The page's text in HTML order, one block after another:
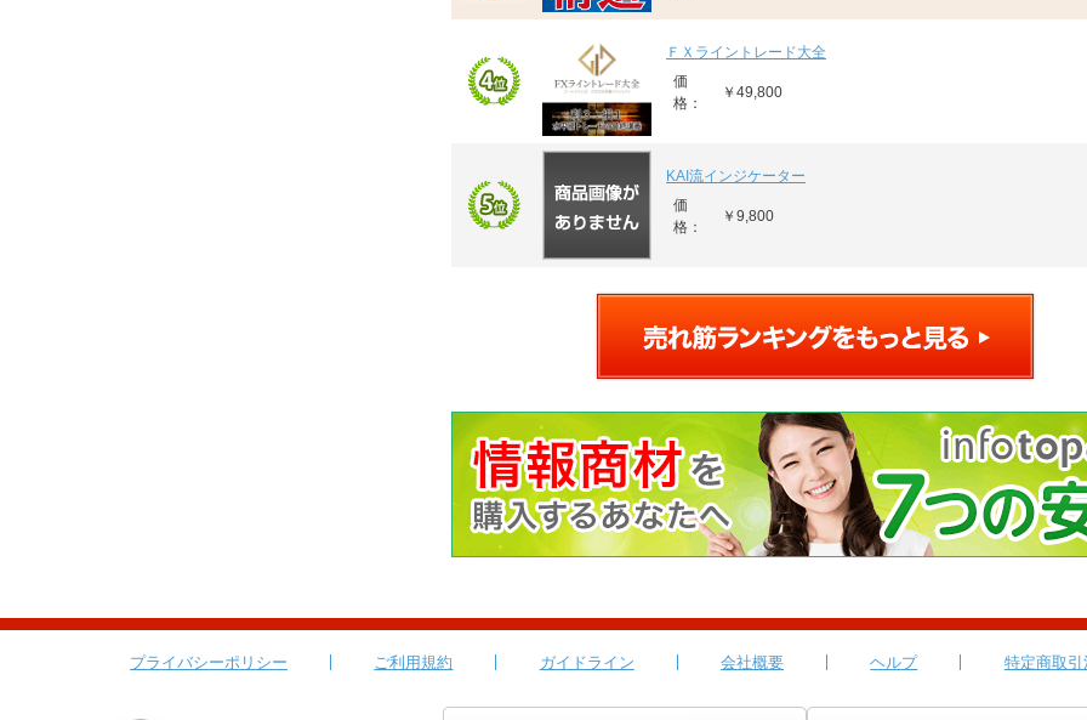
ＦＸライントレード大全
価
格：
￥49,800
KAI流インジケーター
価
格：
￥9,800
プライバシーポリシー ご利用規約 ガイドライン 会社概要 ヘルプ 特定商取